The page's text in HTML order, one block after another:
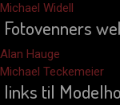
Michael Widell
Fotovenners
Alan Hauge
Michael Teckemeier
links til